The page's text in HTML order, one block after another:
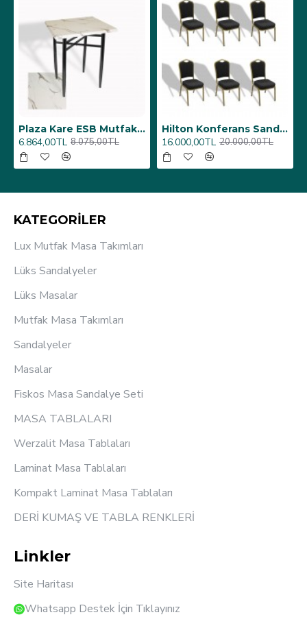
Üst Üste Konan Hilton Konferans Sandalye - (4 Adet)
12.000,00TL 15.000,00TL
Porselen Masa Tablası 80X160
26.350,00TL 31.000,00TL
KATEGORİLER
Lux Mutfak Masa Takımları
Lüks Sandalyeler
Lüks Masalar
Mutfak Masa Takımları
Sandalyeler
Masalar
Fiskos Masa Sandalye Seti
MASA TABLALARI
Werzalit Masa Tablaları
Laminat Masa Tablaları
Kompakt Laminat Masa Tablaları
DERİ KUMAŞ VE TABLA RENKLERİ
Linkler
Site Haritası
Whatsapp Destek İçin Tıklayınız